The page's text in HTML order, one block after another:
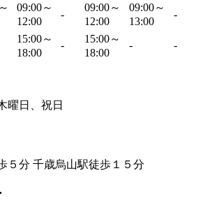
09:00～
12:00
-
09:00～
12:00
09:00～
13:00
-
15:00～
18:00
-
15:00～
18:00
- -
曜日、祝日
５分 千歳烏山駅徒歩１５分